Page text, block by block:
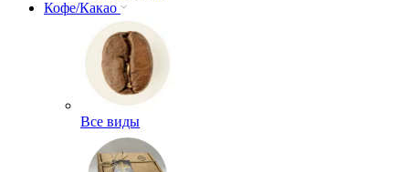
Кофе/Какао
Все виды